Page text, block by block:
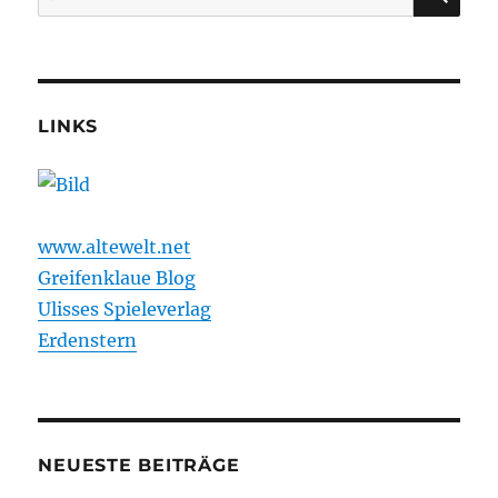
nach:
LINKS
www.altewelt.net
Greifenklaue Blog
Ulisses Spieleverlag
Erdenstern
NEUESTE BEITRÄGE